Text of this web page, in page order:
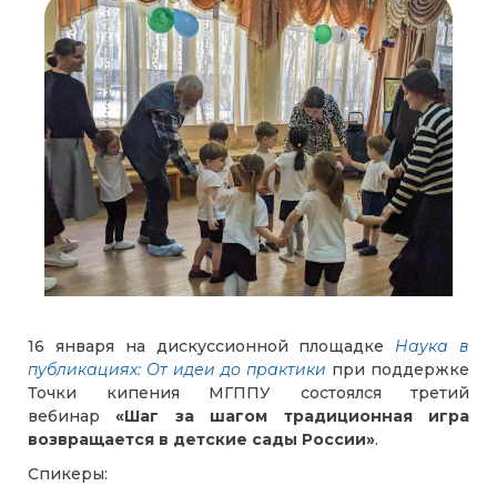
16 января на дискуссионной площадке
Наука в
публикациях: От идеи до практики при поддержке
Точки кипения МГППУ состоялся третий
вебинар
«Шаг за шагом традиционная игра
возвращается в детские сады России».
Спикеры: